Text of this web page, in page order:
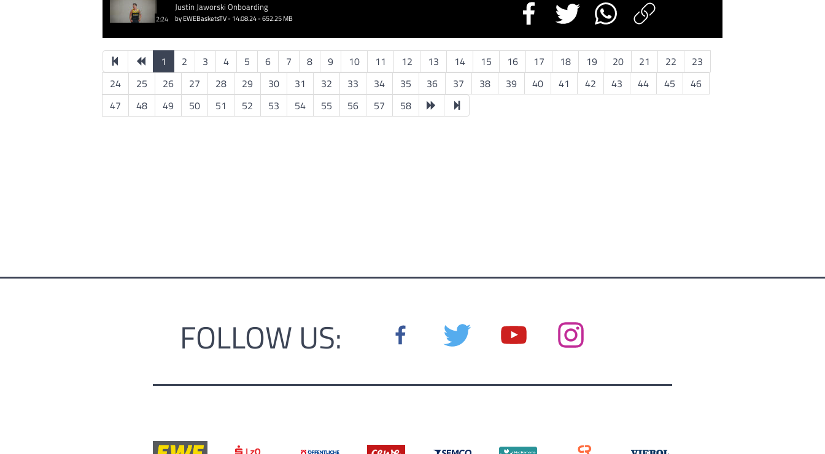
2:24
Justin Jaworski Onboarding
by EWEBasketsTV - 14.08.24 - 652.25 MB
1 2 3 4 5 6 7 8 9 10 11 12 13 14 15 16 17 18 19 20 21 22
23
24
25 26 27 28 29 30 31 32 33 34 35 36 37 38 39 40 41 42 43 44 45
46
47
48 49 50 51 52 53 54 55 56 57 58
FOLLOW US: